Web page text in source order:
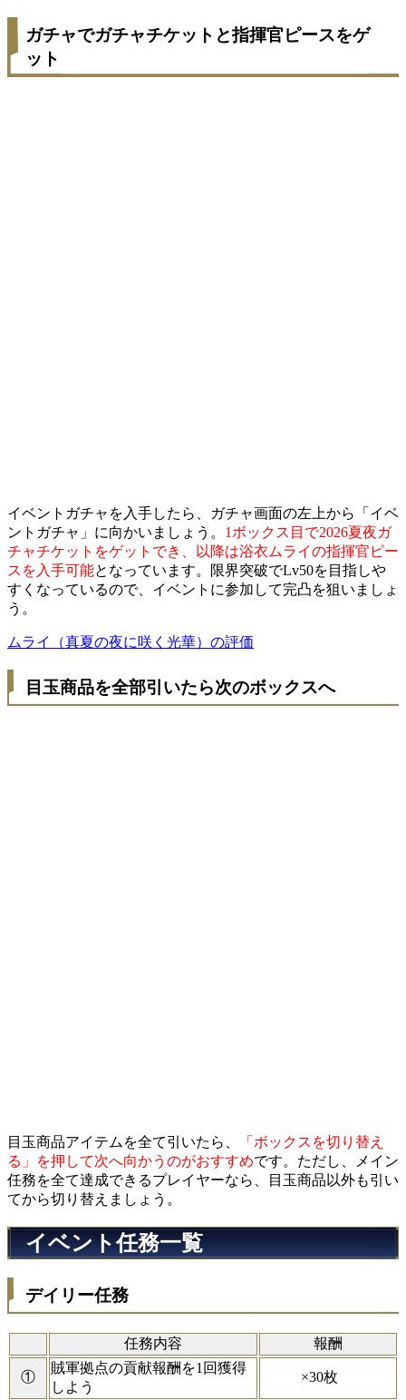
ガチャでガチャチケットと指揮官ピースをゲ
ット
イベントガチャを入手したら、ガチャ画面の左上から「イベ
ントガチャ」に向かいましょう。 1ボックス目で2026夏夜ガ
チャチケットをゲットでき、以降は浴衣ムライの指揮官ピー
スを入手可能となっています。限界突破でLv50を目指しや
すくなっているので、イベントに参加して完凸を狙いましょ
う。
ムライ（真夏の夜に咲く光華）の評価
目玉商品を全部引いたら次のボックスへ
目玉商品アイテムを全て引いたら、
「ボックスを切り替え
る」を押して次へ向かうのがおすすめです。ただし、メイン
任務を全て達成できるプレイヤーなら、目玉商品以外も引い
てから切り替えましょう。
イベント任務一覧
デイリー任務
任務内容 報酬
①
賊軍拠点の貢献報酬を1回獲得
しよう
×30枚